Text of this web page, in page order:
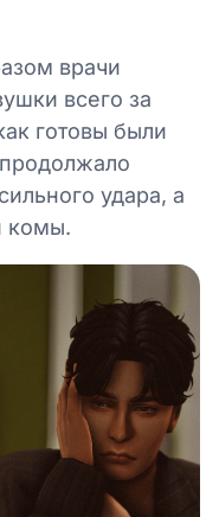
врачи
всего за
готовы были
удара, а
комы.